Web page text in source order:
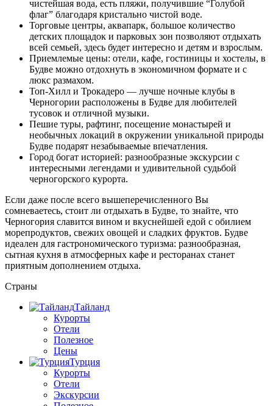
чистейшая вода, есть пляжи, получившие “Голубой
флаг” благодаря кристально чистой воде.
Торговые центры, аквапарк, большое количество
детских площадок и парковых зон позволяют отдыхать
всей семьей, здесь будет интересно и детям и взрослым.
Приемлемые цены: отели, кафе, гостиницы и хостелы, в
Будве можно отдохнуть в экономичном формате и с
люкс размахом.
Топ-Хилл и Трокадеро — лучше ночные клубы в
Черногории расположены в Будве для любителей
тусовок и отличной музыки.
Пешие туры, рафтинг, посещение монастырей и
необычных локаций в окружении уникальной природы
Будве подарят незабываемые впечатления.
Город богат историей: разнообразные экскурсии с
интересными легендами и удивительной судьбой
черногорского курорта.
Если даже после всего вышеперечисленного Вы
сомневаетесь, стоит ли отдыхать в Будве, то знайте, что
Черногория славится вином и вкуснейшей едой с обилием
морепродуктов, свежих овощей и сладких фруктов. Будве
идеален для гастрономического туризма: разнообразная,
сытная кухня в атмосферных кафе и ресторанах станет
приятным дополнением отдыха.
Страны
Тайланд
Курорты
Отели
Полезное
Цены
Турция
Курорты
Отели
Экскурсии